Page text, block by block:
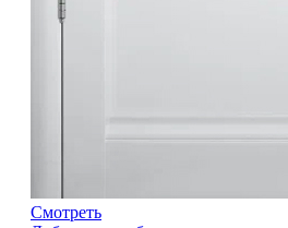
Смотреть